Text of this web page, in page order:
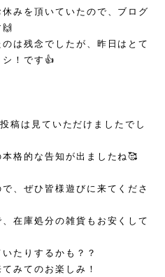
みを頂いていたので、ブログ
は残念でしたが、昨日はとて
！です👍
稿は見ていただけましたでし
格的な告知が出ましたね🥰
、ぜひ皆様遊びに来てくださ
在庫処分の雑貨もお安くして
たりするかも？？
みてのお楽しみ！